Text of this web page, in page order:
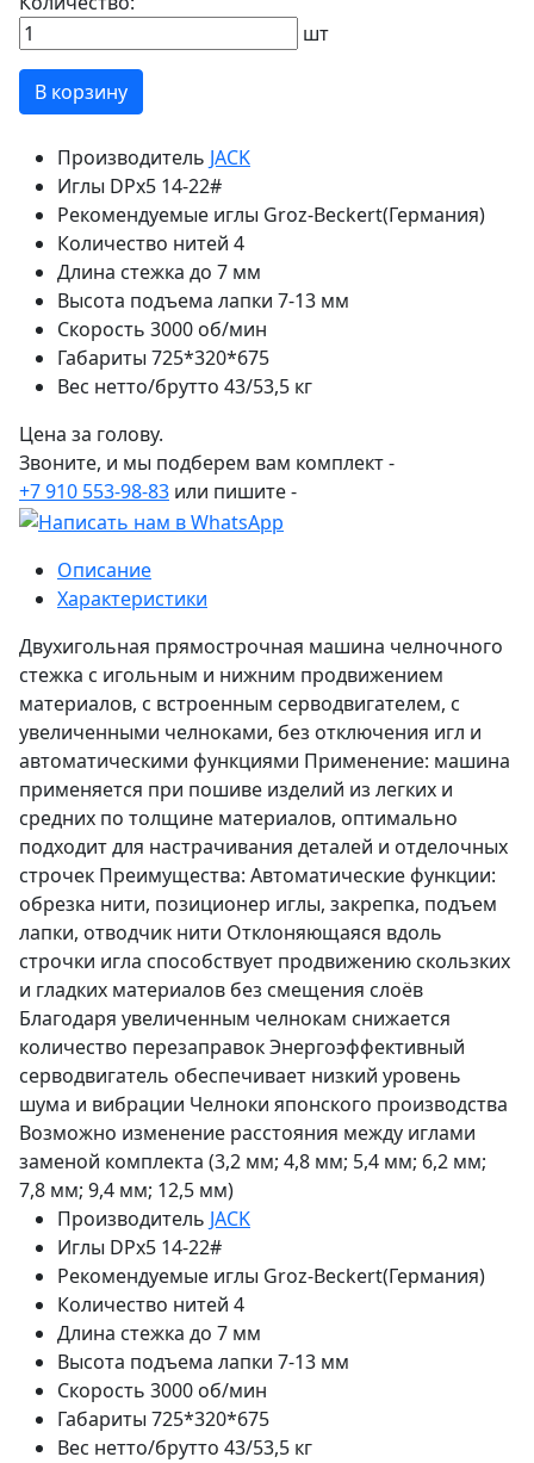
шт
В корзину
Производитель JACK
Иглы DPx5 14-22#
Рекомендуемые иглы Groz-Beckert(Германия)
Количество нитей 4
Длина стежка до 7 мм
Высота подъема лапки 7-13 мм
Скорость 3000 об/мин
Габариты 725*320*675
Вес нетто/брутто 43/53,5 кг
Цена за голову.
Звоните, и мы подберем вам комплект -
+7 910 553-98-83 или пишите -
Описание
Характеристики
Двухигольная прямострочная машина челночного
стежка с игольным и нижним продвижением
материалов, с встроенным серводвигателем, с
увеличенными челноками, без отключения игл и
автоматическими функциями Применение: машина
применяется при пошиве изделий из легких и
средних по толщине материалов, оптимально
подходит для настрачивания деталей и отделочных
строчек Преимущества: Автоматические функции:
обрезка нити, позиционер иглы, закрепка, подъем
лапки, отводчик нити Отклоняющаяся вдоль
строчки игла способствует продвижению скользких
и гладких материалов без смещения слоёв
Благодаря увеличенным челнокам снижается
количество перезаправок Энергоэффективный
серводвигатель обеспечивает низкий уровень
шума и вибрации Челноки японского производства
Возможно изменение расстояния между иглами
заменой комплекта (3,2 мм; 4,8 мм; 5,4 мм; 6,2 мм;
7,8 мм; 9,4 мм; 12,5 мм)
Производитель JACK
Иглы DPx5 14-22#
Рекомендуемые иглы Groz-Beckert(Германия)
Количество нитей 4
Длина стежка до 7 мм
Высота подъема лапки 7-13 мм
Скорость 3000 об/мин
Габариты 725*320*675
Вес нетто/брутто 43/53,5 кг